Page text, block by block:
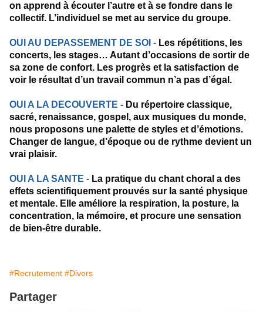
on apprend à écouter l’autre et à se fondre dans le
collectif. L’individuel se met au service du groupe.
OUI AU DEPASSEMENT DE SOI - Les répétitions, les
concerts, les stages… Autant d’occasions de sortir de
sa zone de confort. Les progrès et la satisfaction de
voir le résultat d’un travail commun n’a pas d’égal.
OUI A LA DECOUVERTE - Du répertoire classique,
sacré, renaissance, gospel, aux musiques du monde,
nous proposons une palette de styles et d’émotions.
Changer de langue, d’époque ou de rythme devient un
vrai plaisir.
OUI A LA SANTE - La pratique du chant choral a des
effets scientifiquement prouvés sur la santé physique
et mentale. Elle améliore la respiration, la posture, la
concentration, la mémoire, et procure une sensation
de bien-être durable.
#Recrutement #Divers
Partager